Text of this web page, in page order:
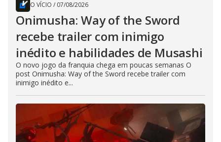
O VÍCIO / 07/08/2026
Onimusha: Way of the Sword
recebe trailer com inimigo
inédito e habilidades de Musashi
O novo jogo da franquia chega em poucas semanas O
post Onimusha: Way of the Sword recebe trailer com
inimigo inédito e...